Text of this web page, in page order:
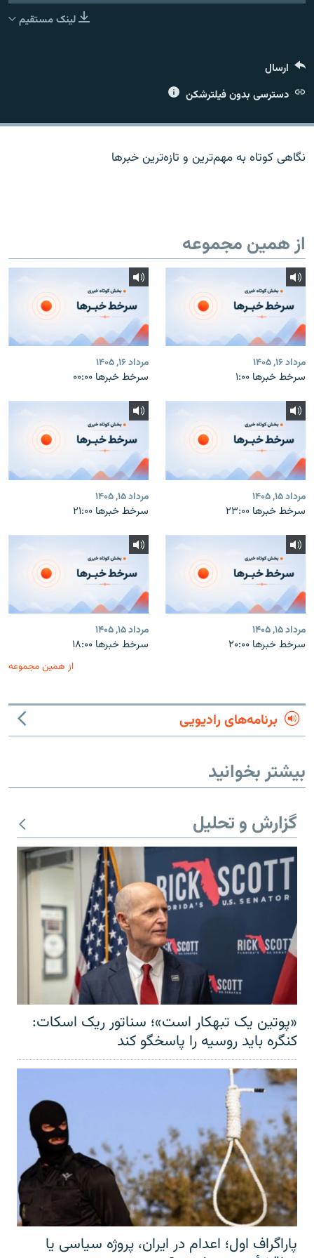
لینک مستقیم
ارسال
دسترسی بدون فیلترشکن
نگاهی کوتاه به مهم‌ترين و تازه‌ترين خبرها
از همین مجموعه
مرداد ۱۶, ۱۴۰۵
سرخط خبرها ۱:۰۰
مرداد ۱۶, ۱۴۰۵
سرخط خبرها ۰۰:۰۰
مرداد ۱۵, ۱۴۰۵
سرخط خبرها ۲۳:۰۰
مرداد ۱۵, ۱۴۰۵
سرخط خبرها ۲۱:۰۰
مرداد ۱۵, ۱۴۰۵
سرخط خبرها ۲۰:۰۰
مرداد ۱۵, ۱۴۰۵
سرخط خبرها ۱۸:۰۰
از همین مجموعه
برنامه‌های رادیویی
بیشتر بخوانید
گزارش و تحلیل
«پوتین یک تبهکار است»؛ سناتور ریک اسکات:
کنگره باید روسیه را پاسخگو کند
پاراگراف اول؛ اعدام در ایران، پروژه سیاسی یا